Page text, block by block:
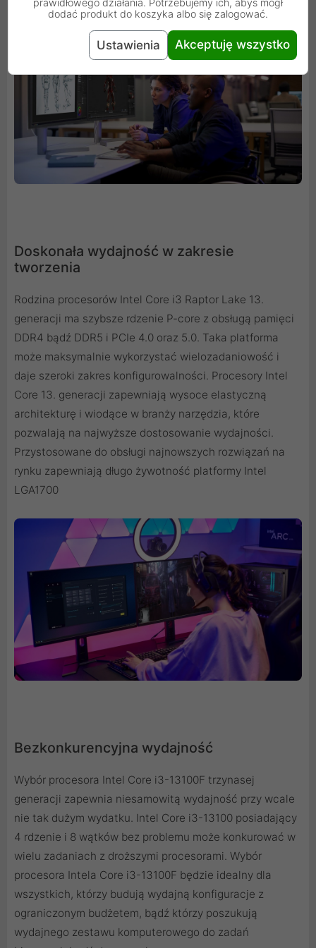
Doskonała wydajność w zakresie
tworzenia
Rodzina procesorów Intel Core i3 Raptor Lake 13.
generacji ma szybsze rdzenie P-core z obsługą pamięci
DDR4 bądź DDR5 i PCIe 4.0 oraz 5.0. Taka platforma
może maksymalnie wykorzystać wielozadaniowość i
daje szeroki zakres konfigurowalności. Procesory Intel
Core 13. generacji zapewniają wysoce elastyczną
architekturę i wiodące w branży narzędzia, które
pozwalają na najwyższe dostosowanie wydajności.
Przystosowane do obsługi najnowszych rozwiązań na
rynku zapewniają długo żywotność platformy Intel
LGA1700
Bezkonkurencyjna wydajność
Wybór procesora Intel Core i3-13100F trzynasej
generacji zapewnia niesamowitą wydajność przy wcale
nie tak dużym wydatku. Intel Core i3-13100 posiadający
4 rdzenie i 8 wątków bez problemu może konkurować w
wielu zadaniach z droższymi procesorami. Wybór
procesora Intela Core i3-13100F będzie idealny dla
wszystkich, którzy budują wydajną konfiguracje z
ograniczonym budżetem, bądź którzy poszukują
wydajnego zestawu komputerowego do zadań
prawidłowego działania. Potrzebujemy ich, abyś mógł
dodać produkt do koszyka albo się zalogować.
Ustawienia Akceptuję wszystko